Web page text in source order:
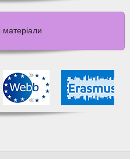
матеріали